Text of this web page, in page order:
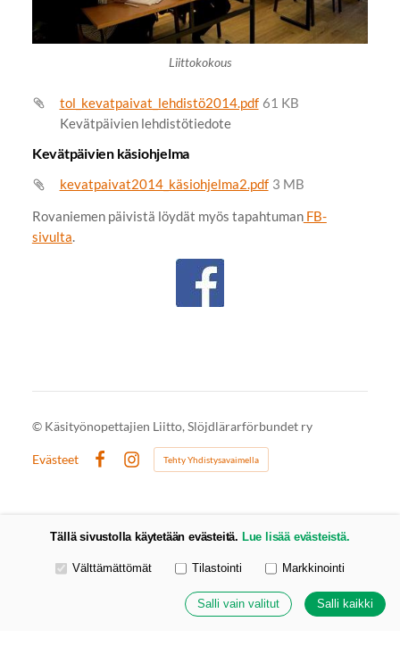
Liittokokous
tol_kevatpaivat_lehdistö2014.pdf 61 KB
Kevätpäivien lehdistötiedote
Kevätpäivien käsiohjelma
kevatpaivat2014_käsiohjelma2.pdf 3 MB
Rovaniemen päivistä löydät myös tapahtumanFB-
sivulta.
© Käsityönopettajien Liitto, Slöjdlärarförbundet ry
Evästeet
Instagram
Tehty Yhdistysavaimella
Tällä sivustolla käytetään evästeitä. Lue lisää evästeistä.
Valitse käytettävät evästeet
Välttämättömät Tilastointi Markkinointi
Salli vain valitut Salli kaikki